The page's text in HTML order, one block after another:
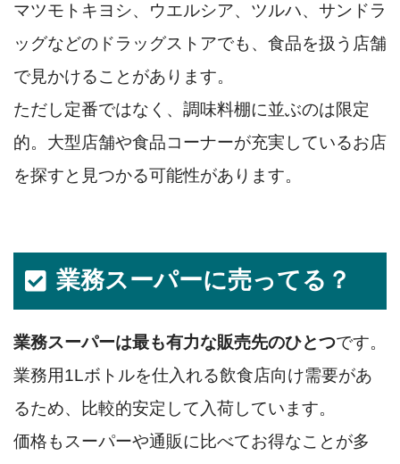
マツモトキヨシ、ウエルシア、ツルハ、サンドラ
ッグなどのドラッグストアでも、食品を扱う店舗
で見かけることがあります。
ただし定番ではなく、調味料棚に並ぶのは限定
的。大型店舗や食品コーナーが充実しているお店
を探すと見つかる可能性があります。
業務スーパーに売ってる？
業務スーパーは最も有力な販売先のひとつです。
業務用1Lボトルを仕入れる飲食店向け需要があ
るため、比較的安定して入荷しています。
価格もスーパーや通販に比べてお得なことが多